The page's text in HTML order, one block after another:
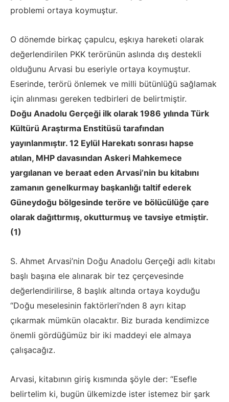
problemi ortaya koymuştur.
O dönemde birkaç çapulcu, eşkıya hareketi olarak
değerlendirilen PKK terörünün aslında dış destekli
olduğunu Arvasi bu eseriyle ortaya koymuştur.
Eserinde, terörü önlemek ve milli bütünlüğü sağlamak
için alınması gereken tedbirleri de belirtmiştir.
Doğu Anadolu Gerçeği ilk olarak 1986 yılında Türk
Kültürü Araştırma Enstitüsü tarafından
yayınlanmıştır. 12 Eylül Harekatı sonrası hapse
atılan, MHP davasından Askeri Mahkemece
yargılanan ve beraat eden Arvasi’nin bu kitabını
zamanın genelkurmay başkanlığı taltif ederek
Güneydoğu bölgesinde teröre ve bölücülüğe çare
olarak dağıttırmış, okutturmuş ve tavsiye etmiştir.
(1)
S. Ahmet Arvasi’nin Doğu Anadolu Gerçeği adlı kitabı
başlı başına ele alınarak bir tez çerçevesinde
değerlendirilirse, 8 başlık altında ortaya koyduğu
“Doğu meselesinin faktörleri’nden 8 ayrı kitap
çıkarmak mümkün olacaktır. Biz burada kendimizce
önemli gördüğümüz bir iki maddeyi ele almaya
çalışacağız.
Arvasi, kitabının giriş kısmında şöyle der: “Esefle
belirtelim ki, bugün ülkemizde ister istemez bir şark